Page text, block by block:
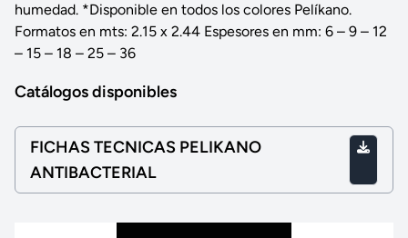
humedad. *Disponible en todos los colores Pelíkano.
Formatos en mts: 2.15 x 2.44 Espesores en mm: 6 – 9 – 12
– 15 – 18 – 25 – 36
Catálogos disponibles
FICHAS TECNICAS PELIKANO
ANTIBACTERIAL